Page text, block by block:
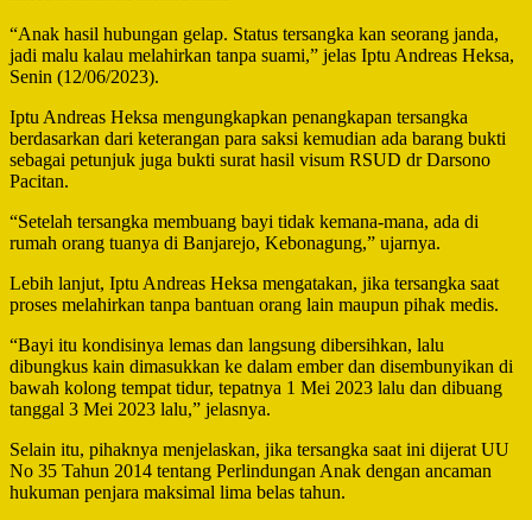
“Anak hasil hubungan gelap. Status tersangka kan seorang janda,
jadi malu kalau melahirkan tanpa suami,” jelas Iptu Andreas Heksa,
Senin (12/06/2023).
Iptu Andreas Heksa mengungkapkan penangkapan tersangka
berdasarkan dari keterangan para saksi kemudian ada barang bukti
sebagai petunjuk juga bukti surat hasil visum RSUD dr Darsono
Pacitan.
“Setelah tersangka membuang bayi tidak kemana-mana, ada di
rumah orang tuanya di Banjarejo, Kebonagung,” ujarnya.
Lebih lanjut, Iptu Andreas Heksa mengatakan, jika tersangka saat
proses melahirkan tanpa bantuan orang lain maupun pihak medis.
“Bayi itu kondisinya lemas dan langsung dibersihkan, lalu
dibungkus kain dimasukkan ke dalam ember dan disembunyikan di
bawah kolong tempat tidur, tepatnya 1 Mei 2023 lalu dan dibuang
tanggal 3 Mei 2023 lalu,” jelasnya.
Selain itu, pihaknya menjelaskan, jika tersangka saat ini dijerat UU
No 35 Tahun 2014 tentang Perlindungan Anak dengan ancaman
hukuman penjara maksimal lima belas tahun.